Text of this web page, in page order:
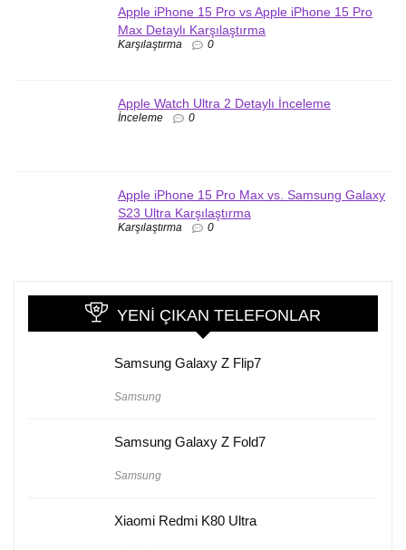
Apple iPhone 15 Pro vs Apple iPhone 15 Pro
Max Detaylı Karşılaştırma
Karşılaştırma 0
Apple Watch Ultra 2 Detaylı İnceleme
İnceleme 0
Apple iPhone 15 Pro Max vs. Samsung Galaxy
S23 Ultra Karşılaştırma
Karşılaştırma 0
YENI ÇIKAN TELEFONLAR
Samsung Galaxy Z Flip7
Samsung
Samsung Galaxy Z Fold7
Samsung
Xiaomi Redmi K80 Ultra